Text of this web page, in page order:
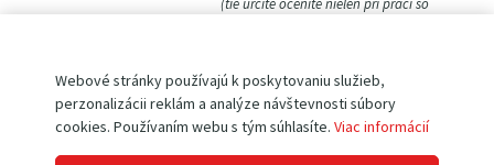
Webové stránky používajú k poskytovaniu služieb,
perzonalizácii reklám a analýze návštevnosti súbory
cookies. Používaním webu s tým súhlasíte. Viac informácií
(tie určite oceníte nielen pri práci so
Kvalitný hrebeňový hever je vhodný pre zdvíhanie a